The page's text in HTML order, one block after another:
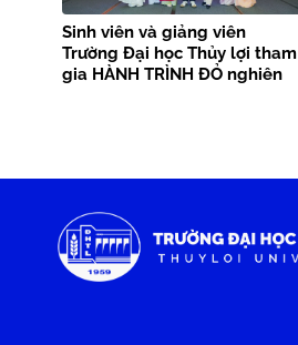
Sinh viên và giảng viên
Trường Đại học Thủy lợi tham
gia HÀNH TRÌNH ĐỎ nghiên
2026